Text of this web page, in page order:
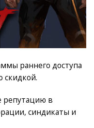
раннего доступа
скидкой.
репутацию в
синдикаты и